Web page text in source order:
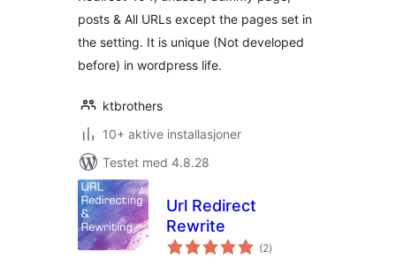
posts & All URLs except the pages set in
the setting. It is unique (Not developed
before) in wordpress life.
ktbrothers
10+ aktive installasjoner
Testet med 4.8.28
Url Redirect
Rewrite
(2totale
vurderinger
)